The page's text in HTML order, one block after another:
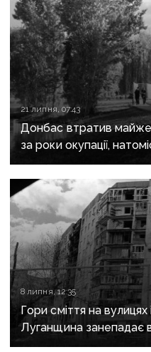
21 липня, 07:43
Донбас втратив
за роки окупації,
регіон своїми
8 липня, 12:35
Гори сміття на
Луганщина занепадає